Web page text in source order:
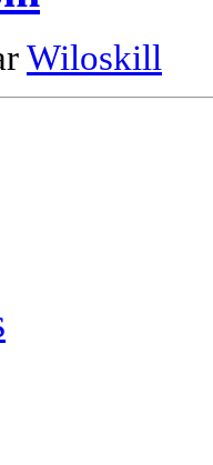
Wiloskill